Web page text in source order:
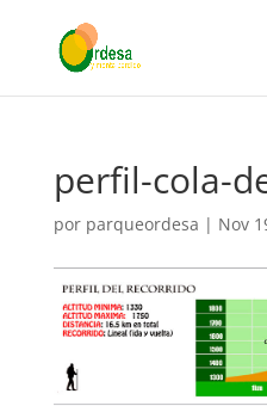
perfil-cola-
por parqueordesa | Nov